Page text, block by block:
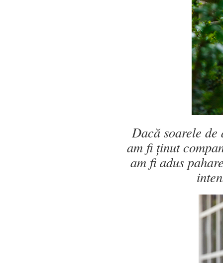
Dacă soarele
am fi ținut
am fi adus